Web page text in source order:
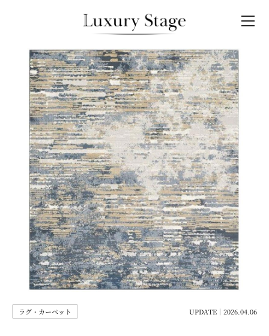
ラグ・カーペット UPDATE｜2026.04.06